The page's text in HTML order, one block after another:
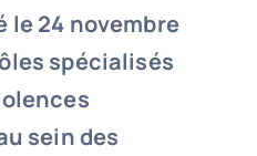
le 24 novembre
spécialisés
sein des